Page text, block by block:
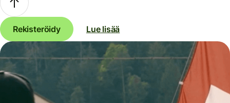
Rekisteröidy Lue lisää